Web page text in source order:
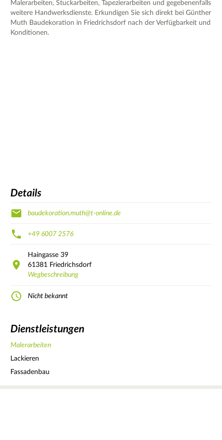
Malerarbeiten, Stuckarbeiten, Tapezierarbeiten und gegebenenfalls
weitere Handwerksdienste. Erkundigen Sie sich direkt bei Günther
Muth Baudekoration in Friedrichsdorf nach der Verfügbarkeit und
Konditionen.
Details
baudekoration.muth@t-online.de
+49 6007 2576
Haingasse 39
61381
Friedrichsdorf
Wegbeschreibung
Nicht bekannt
Dienstleistungen
Malerarbeiten
Lackieren
Fassadenbau